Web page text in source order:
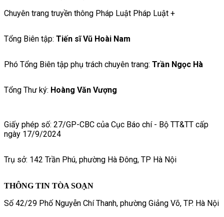
Chuyên trang truyền thông Pháp Luật Pháp Luật +
Tổng Biên tập: Tiến sĩ Vũ Hoài Nam
Phó Tổng Biên tập phụ trách chuyên trang: Trần Ngọc Hà
Tổng Thư ký: Hoàng Văn Vượng
Giấy phép số: 27/GP-CBC của Cục Báo chí - Bộ TT&TT cấp
ngày 17/9/2024
Trụ sở: 142 Trần Phú, phường Hà Đông, TP Hà Nội
THÔNG TIN TÒA SOẠN
Số 42/29 Phố Nguyễn Chí Thanh, phường Giảng Võ, TP. Hà Nội